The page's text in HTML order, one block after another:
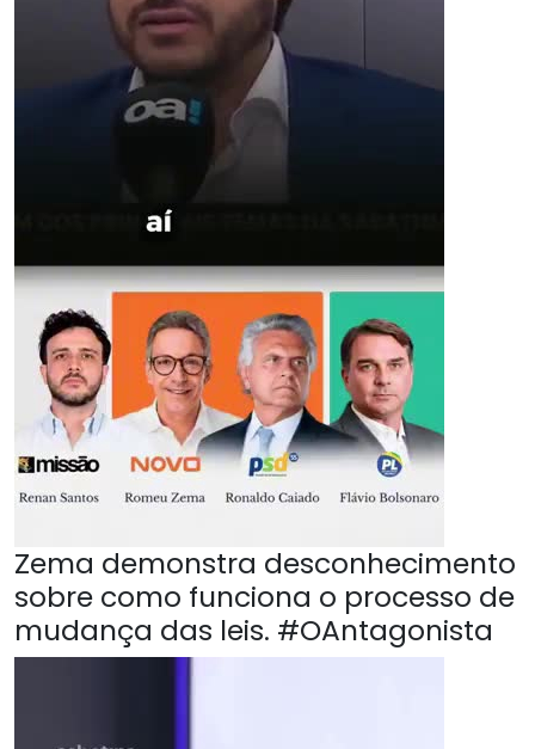
Zema demonstra desconhecimento
sobre como funciona o processo de
mudança das leis. #OAntagonista